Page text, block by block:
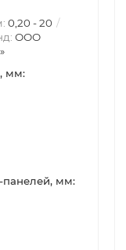
0,20 - 20
ООО
мм:
мм: